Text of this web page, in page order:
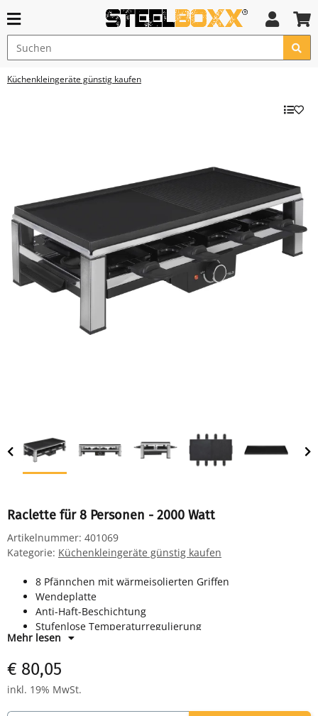
Küchenkleingeräte günstig kaufen
Raclette für 8 Personen - 2000 Watt
Artikelnummer: 401069
Kategorie: Küchenkleingeräte günstig kaufen
8 Pfännchen mit wärmeisolierten Griffen
Wendeplatte
Anti-Haft-Beschichtung
Stufenlose Temperaturregulierung
Leicht abnehmbare Teile
Rutschfeste Standfüße
Leistung: 2000 Watt
Mehr lesen
€ 80,05
inkl. 19% MwSt.